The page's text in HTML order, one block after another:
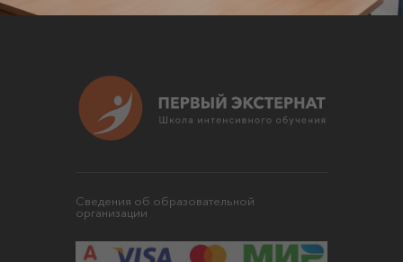
Сведения об образовательной
организации